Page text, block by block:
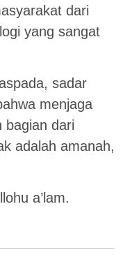
dari
yang sangat
sadar
menjaga
bagian dari
adalah amanah,
a’lam.